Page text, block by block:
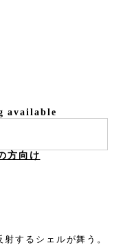
available
方向け
するシェルが舞う。